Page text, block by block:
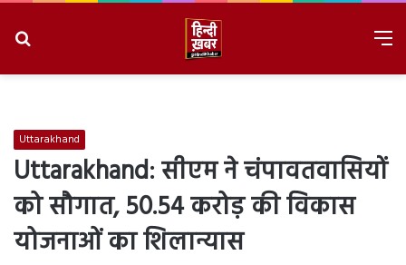
Uttarakhand
Uttarakhand: सीएम ने चंपावतवासियों
को सौगात, 50.54 करोड़ की विकास
योजनाओं का शिलान्यास